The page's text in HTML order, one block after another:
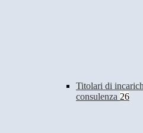
Titolari di
consulenza 26